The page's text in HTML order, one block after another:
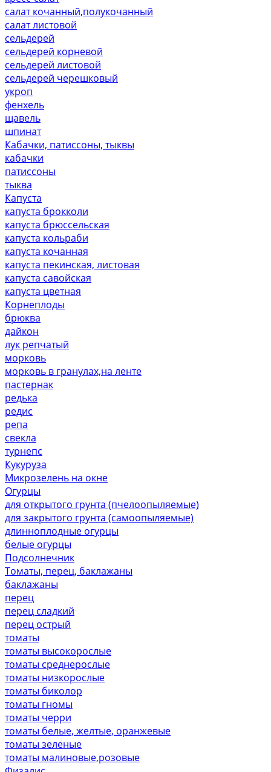
салат кочанный,полукочанный
салат листовой
сельдерей
сельдерей корневой
сельдерей листовой
сельдерей черешковый
укроп
фенхель
щавель
шпинат
Кабачки, патиссоны, тыквы
кабачки
патиссоны
тыква
Капуста
капуста брокколи
капуста брюссельская
капуста кольраби
капуста кочанная
капуста пекинская, листовая
капуста савойская
капуста цветная
Корнеплоды
брюква
дайкон
лук репчатый
морковь
морковь в гранулах,на ленте
пастернак
редька
редис
репа
свекла
турнепс
Кукуруза
Микрозелень на окне
Огурцы
для открытого грунта (пчелоопыляемые)
для закрытого грунта (самоопыляемые)
длинноплодные огурцы
белые огурцы
Подсолнечник
Томаты, перец, баклажаны
баклажаны
перец
перец сладкий
перец острый
томаты
томаты высокорослые
томаты среднерослые
томаты низкорослые
томаты биколор
томаты гномы
томаты черри
томаты белые, желтые, оранжевые
томаты зеленые
томаты малиновые,розовые